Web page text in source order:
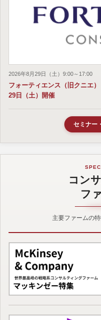
2026年8月29日（土）9:00～17:00
フォーティエンス（旧クニエ
29日（土）開催
セミナー
コン
フ
主要ファームの